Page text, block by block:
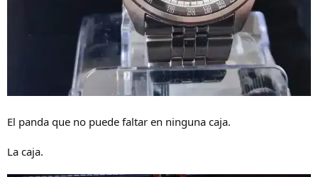
El panda que no puede faltar en ninguna caja.
La caja.